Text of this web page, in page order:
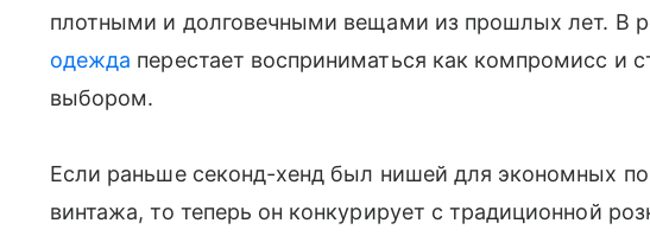
плотными и долговечными вещами из прошлых лет. В
одежда перестает восприниматься как компромисс и
выбором.
Если раньше секонд-хенд был нишей для экономных
винтажа, то теперь он конкурирует с традиционной